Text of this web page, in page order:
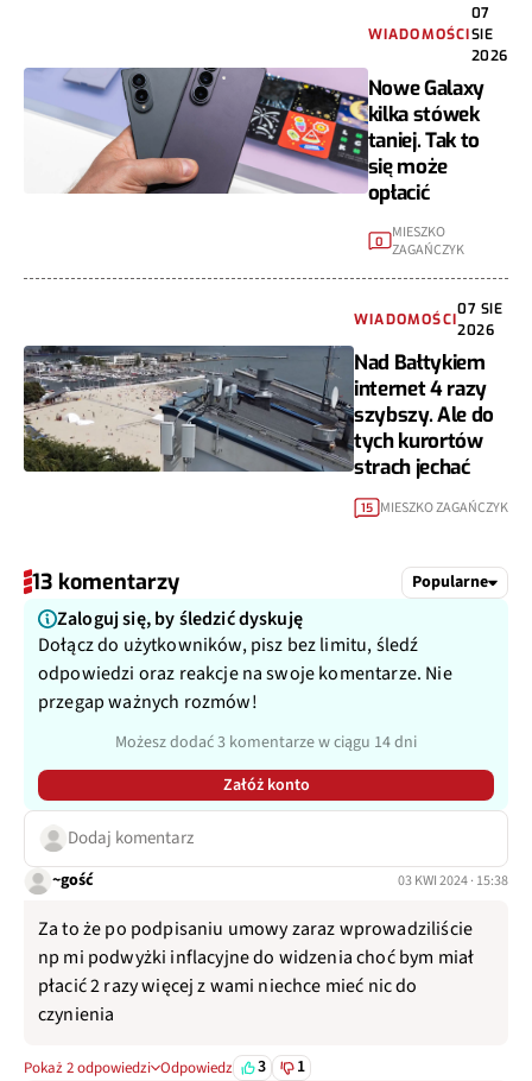
WIADOMOŚCI
07
SIE
2026
Nowe Galaxy
kilka stówek
taniej. Tak to
się może
opłacić
0 MIESZKO
ZAGAŃCZYK
WIADOMOŚCI
07 SIE
2026
Nad Bałtykiem
internet 4 razy
szybszy. Ale do
tych kurortów
strach jechać
15 MIESZKO ZAGAŃCZYK
13 komentarzy Popularne
Zaloguj się, by śledzić dyskuję
Dołącz do użytkowników, pisz bez limitu, śledź
odpowiedzi oraz reakcje na swoje komentarze. Nie
przegap ważnych rozmów!
Możesz dodać 3 komentarze w ciągu 14 dni
Załóż konto
Dodaj komentarz
~gość 03 KWI 2024 · 15:38
Za to że po podpisaniu umowy zaraz wprowadziliście
np mi podwyżki inflacyjne do widzenia choć bym miał
płacić 2 razy więcej z wami niechce mieć nic do
czynienia
Pokaż 2 odpowiedzi Odpowiedz 3 1